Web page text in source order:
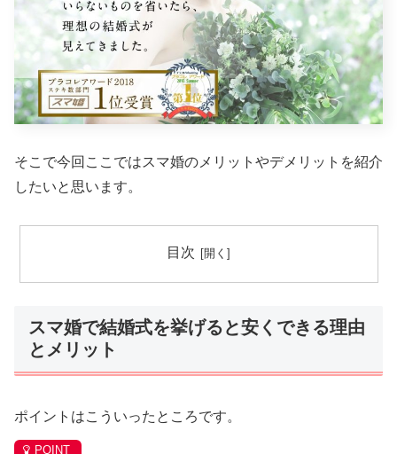
そこで今回ここではスマ婚のメリットやデメリットを紹介
したいと思います。
目次
スマ婚で結婚式を挙げると安くできる理由
とメリット
ポイントはこういったところです。